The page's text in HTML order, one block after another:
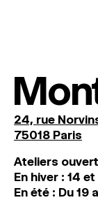
24, rue
75018 Paris
Ateliers
En hiver : 14
En été : Du 19